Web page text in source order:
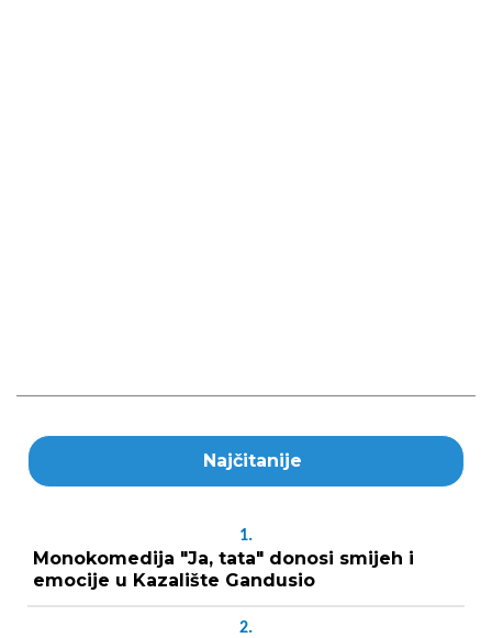
Najčitanije
1.
Monokomedija "Ja, tata" donosi smijeh i
emocije u Kazalište Gandusio
2.